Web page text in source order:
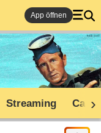
App öffnen
Streaming Cast